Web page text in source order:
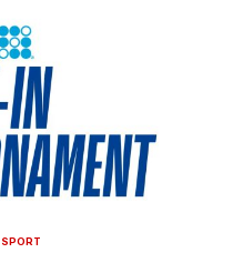
SPORT